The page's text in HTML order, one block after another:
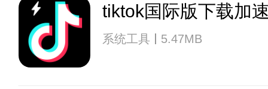
tiktok国际版下载加
系统工具 5.47MB